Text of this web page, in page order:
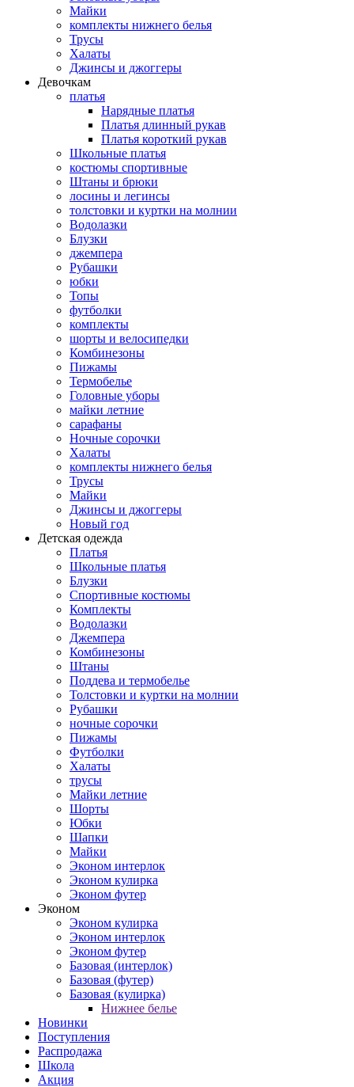
Майки
комплекты нижнего белья
Трусы
Халаты
Джинсы и джоггеры
Девочкам
платья
Нарядные платья
Платья длинный рукав
Платья короткий рукав
Школьные платья
костюмы спортивные
Штаны и брюки
лосины и легинсы
толстовки и куртки на молнии
Водолазки
Блузки
джемпера
Рубашки
юбки
Топы
футболки
комплекты
шорты и велосипедки
Комбинезоны
Пижамы
Термобелье
Головные уборы
майки летние
сарафаны
Ночные сорочки
Халаты
комплекты нижнего белья
Трусы
Майки
Джинсы и джоггеры
Новый год
Детская одежда
Платья
Школьные платья
Блузки
Спортивные костюмы
Комплекты
Водолазки
Джемпера
Комбинезоны
Штаны
Поддева и термобелье
Толстовки и куртки на молнии
Рубашки
ночные сорочки
Пижамы
Футболки
Халаты
трусы
Майки летние
Шорты
Юбки
Шапки
Майки
Эконом интерлок
Эконом кулирка
Эконом футер
Эконом
Эконом кулирка
Эконом интерлок
Эконом футер
Базовая (интерлок)
Базовая (футер)
Базовая (кулирка)
Нижнее белье
Новинки
Поступления
Распродажа
Школа
Акция